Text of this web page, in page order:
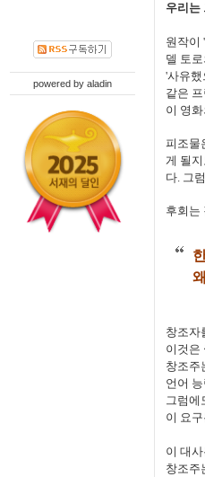
powered by aladin
우리는
원작이 '
델 토
'사유했
같은
이 영
피조물
게 될
다. 그
후회는
창조자
이것은
창조주
언어 능
그럼에
이 요구
이 대
창조주